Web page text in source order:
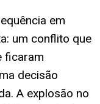
em
um conflito que
ficaram
decisão
A explosão no